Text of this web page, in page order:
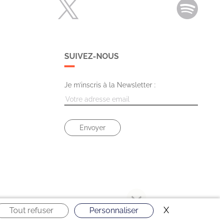
Tout refuser Personnaliser XMasquer le
SUIVEZ-NOUS
Je m’inscris à la Newsletter :